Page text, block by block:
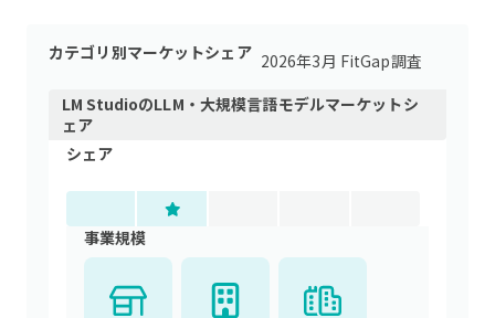
カテゴリ別マーケットシェア 2026年3月 FitGap調査
LM StudioのLLM・大規模言語モデルマーケットシ
ェア
シェア
事業規模